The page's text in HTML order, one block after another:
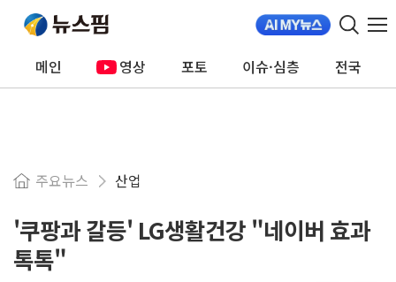
메인 영상 포토 이슈·심층 전국
주요뉴스 산업
'쿠팡과 갈등' LG생활건강 "네이버 효과
톡톡"